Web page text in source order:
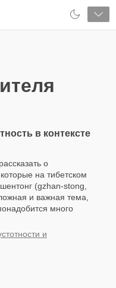
в контексте
о
на тибетском
(gzhan-stong,
и важная тема,
много
и